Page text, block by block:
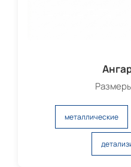
металлические